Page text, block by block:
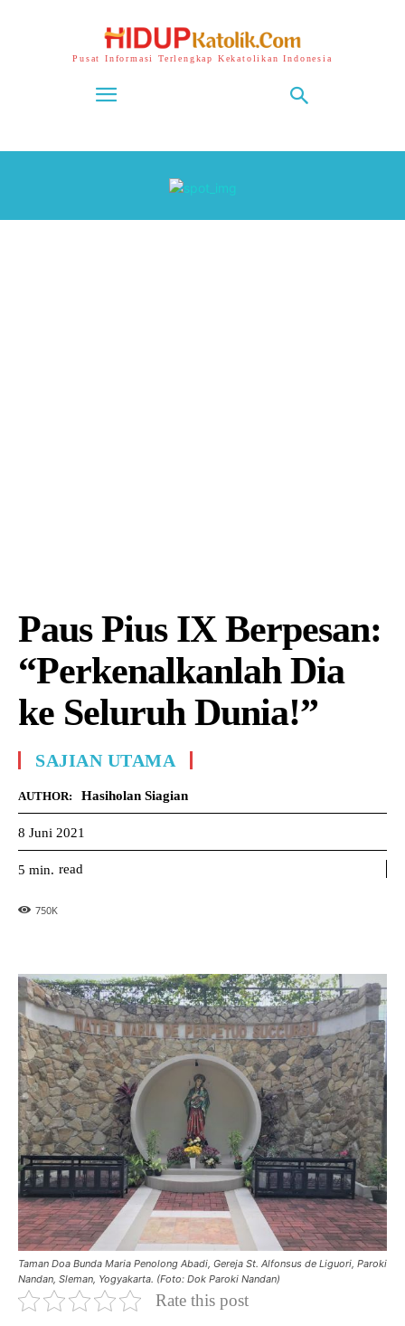
Pusat Informasi Terlengkap Kekatolikan Indonesia
Paus Pius IX Berpesan:
“Perkenalkanlah Dia
ke Seluruh Dunia!”
SAJIAN UTAMA
AUTHOR: Hasiholan Siagian
8 Juni 2021
5 min. read
750K
Taman Doa Bunda Maria Penolong Abadi, Gereja St. Alfonsus de Liguori, Paroki
Nandan, Sleman, Yogyakarta. (Foto: Dok Paroki Nandan)
Rate this post